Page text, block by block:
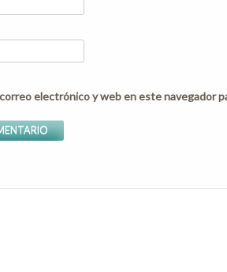
electrónico y web en este navegador